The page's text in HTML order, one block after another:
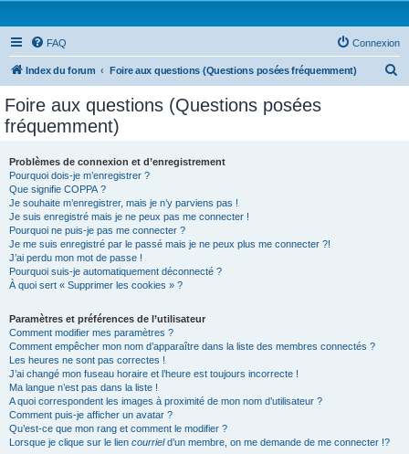
FAQ Connexion
Index du forum Foire aux questions (Questions posées fréquemment)
Foire aux questions (Questions posées
fréquemment)
Problèmes de connexion et d’enregistrement
Pourquoi dois-je m’enregistrer ?
Que signifie COPPA ?
Je souhaite m’enregistrer, mais je n’y parviens pas !
Je suis enregistré mais je ne peux pas me connecter !
Pourquoi ne puis-je pas me connecter ?
Je me suis enregistré par le passé mais je ne peux plus me connecter ?!
J’ai perdu mon mot de passe !
Pourquoi suis-je automatiquement déconnecté ?
À quoi sert « Supprimer les cookies » ?
Paramètres et préférences de l’utilisateur
Comment modifier mes paramètres ?
Comment empêcher mon nom d’apparaître dans la liste des membres connectés ?
Les heures ne sont pas correctes !
J’ai changé mon fuseau horaire et l’heure est toujours incorrecte !
Ma langue n’est pas dans la liste !
A quoi correspondent les images à proximité de mon nom d’utilisateur ?
Comment puis-je afficher un avatar ?
Qu’est-ce que mon rang et comment le modifier ?
Lorsque je clique sur le lien courrield’un membre, on me demande de me connecter !?